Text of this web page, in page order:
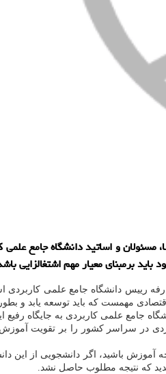
و اساتید دانشگاه جامع علمی
برمبنای معیار مهم اشتغالزایی
رییس دانشگاه جامع علمی کاربردی
مهمست که باید توسعه یابد و
علمی کاربردی به جایگاه رفیع
در سراسر کشور را بر تقویت
باشید، اگر دانشجویی از این
که نتیجه مطلوب حاصل نشد.